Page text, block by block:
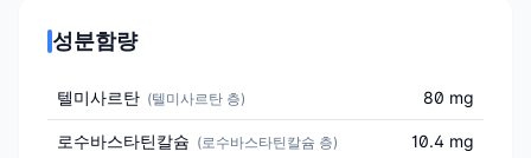
성분함량
텔미사르탄 (텔미사르탄 층) 80 mg
로수바스타틴칼슘 (로수바스타틴칼슘 층) 10.4 mg